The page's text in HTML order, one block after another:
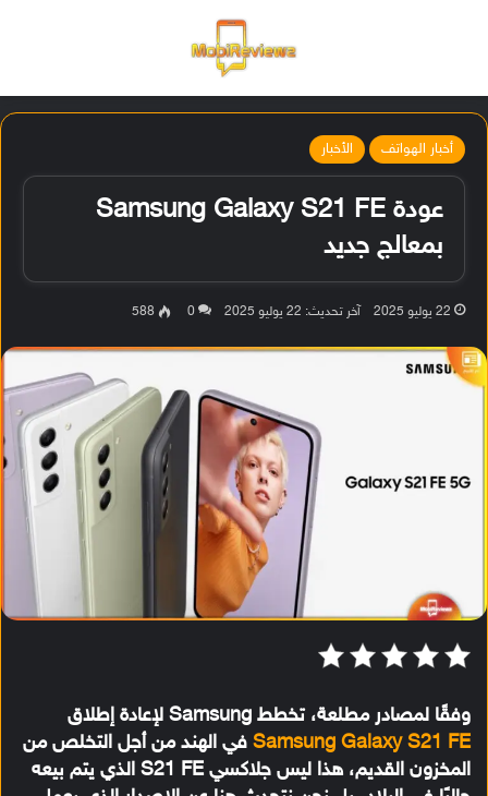
أخبار الهواتف الأخبار
عودة Samsung Galaxy S21 FE
بمعالج جديد
22 يوليو 2025 آخر تحديث: 22 يوليو 2025 0
588
وفقًا لمصادر مطلعة، تخطط Samsung لإعادة إطلاق
Samsung Galaxy S21 FE في الهند من أجل التخلص من
المخزون القديم، هذا ليس جلاكسي S21 FE الذي يتم بيعه